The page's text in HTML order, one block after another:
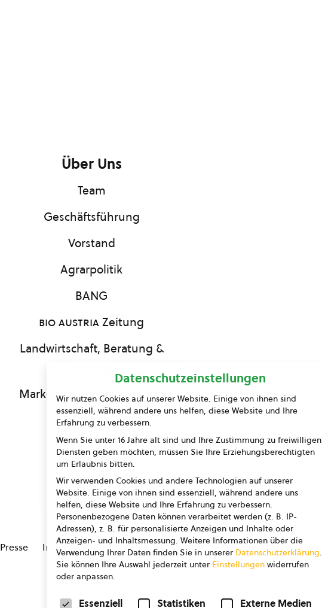
Über Uns
Team
Geschäftsführung
Vorstand
Agrarpolitik
BANG
bio austriaZeitung
Landwirtschaft, Beratung &
Marketing und Information
Presse
Kontakt
Presse Impressum Datenschutz AGB AGB Marketing GmbH
Datenschutzeinstellungen
Wir nutzen Cookies auf unserer Website. Einige von ihnen sind
essenziell, während andere uns helfen, diese Website und Ihre
Erfahrung zu verbessern.
Wenn Sie unter 16 Jahre alt sind und Ihre Zustimmung zu freiwilligen
Diensten geben möchten, müssen Sie Ihre Erziehungsberechtigten
um Erlaubnis bitten.
Wir verwenden Cookies und andere Technologien auf unserer
Website. Einige von ihnen sind essenziell, während andere uns
helfen, diese Website und Ihre Erfahrung zu verbessern.
Personenbezogene Daten können verarbeitet werden (z. B. IP-
Adressen), z. B. für personalisierte Anzeigen und Inhalte oder
Anzeigen- und Inhaltsmessung. Weitere Informationen über die
Verwendung Ihrer Daten finden Sie in unserer Datenschutzerklärung.
Sie können Ihre Auswahl jederzeit unter Einstellungen widerrufen
oder anpassen.
Datenschutzeinstellungen
Essenziell Statistiken Externe Medien